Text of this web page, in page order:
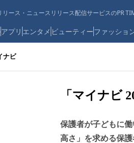
リース・ニュースリリース配信サービスのPR
アプリ エンタメ ビューティーファッショ
ナビ
「マイナビ
保護者が子どもに
高さ」を求める保